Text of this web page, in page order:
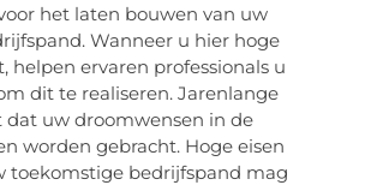
het laten bouwen van uw
Wanneer u hier hoge
helpen ervaren professionals u
dit te realiseren. Jarenlange
dat uw droomwensen in de
worden gebracht. Hoge eisen
toekomstige bedrijfspand mag